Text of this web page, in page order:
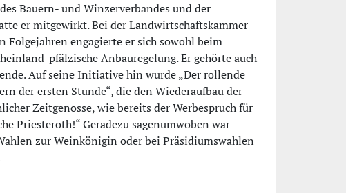
Bauern- und Winzerverbandes und der
er mitgewirkt. Bei der Landwirtschaftskammer
Folgejahren engagierte er sich sowohl beim
pfälzische Anbauregelung. Er gehörte auch
Auf seine Initiative hin wurde „Der rollende
der ersten Stunde“, die den Wiederaufbau der
Zeitgenosse, wie bereits der Werbespruch für
Priesteroth!“ Geradezu sagenumwoben war
zur Weinkönigin oder bei Präsidiumswahlen